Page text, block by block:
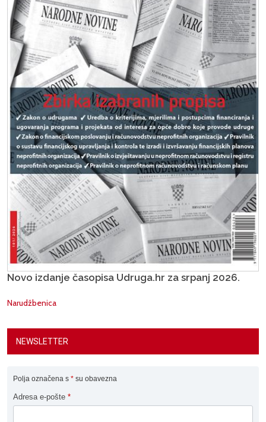
Novo izdanje časopisa Udruga.hr za srpanj 2026.
Narudžbenica
NEWSLETTER
Polja označena s * su obavezna
Adresa e-pošte *